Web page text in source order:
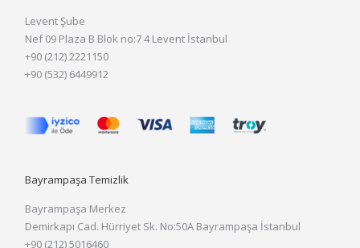
Levent Şube
Nef 09 Plaza B Blok no:7 4 Levent İstanbul
+90 (212) 2221150
+90 (532) 6449912
Bayrampaşa Temizlik
Bayrampaşa Merkez
Demirkapı Cad. Hürriyet Sk. No:50A Bayrampaşa İstanbul
+90 (212) 5016460